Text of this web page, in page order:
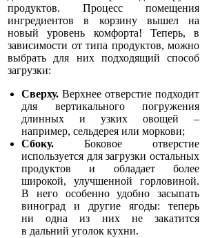
продуктов. Процесс помещения
ингредиентов в корзину вышел на
новый уровень комфорта! Теперь, в
зависимости от типа продуктов, можно
выбрать для них подходящий способ
загрузки:
Сверху. Верхнее отверстие подходит
для вертикального погружения
длинных и узких овощей –
например, сельдерея или моркови;
Сбоку. Боковое отверстие
используется для загрузки остальных
продуктов и обладает более
широкой, улучшенной горловиной.
В него особенно удобно засыпать
виноград и другие ягоды: теперь
ни одна из них не закатится
в дальний уголок кухни.